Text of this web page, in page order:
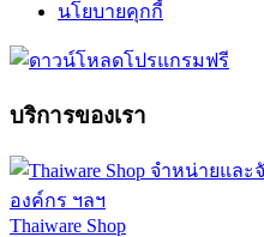
นโยบายคุกกี้
บริการของเรา
Thaiware Shop